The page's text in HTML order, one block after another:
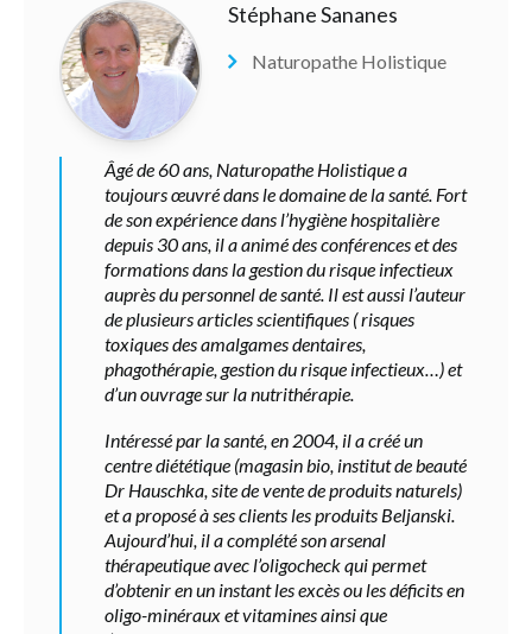
Stéphane Sananes
Naturopathe Holistique
Âgé de 60 ans, Naturopathe Holistique a
toujours œuvré dans le domaine de la santé. Fort
de son expérience dans l’hygiène hospitalière
depuis 30 ans, il a animé des conférences et des
formations dans la gestion du risque infectieux
auprès du personnel de santé. Il est aussi l’auteur
de plusieurs articles scientifiques ( risques
toxiques des amalgames dentaires,
phagothérapie, gestion du risque infectieux…) et
d’un ouvrage sur la nutrithérapie.
Intéressé par la santé, en 2004, il a créé un
centre diététique (magasin bio, institut de beauté
Dr Hauschka, site de vente de produits naturels)
et a proposé à ses clients les produits Beljanski.
Aujourd’hui, il a complété son arsenal
thérapeutique avec l’oligocheck qui permet
d’obtenir en un instant les excès ou les déficits en
oligo-minéraux et vitamines ainsi que